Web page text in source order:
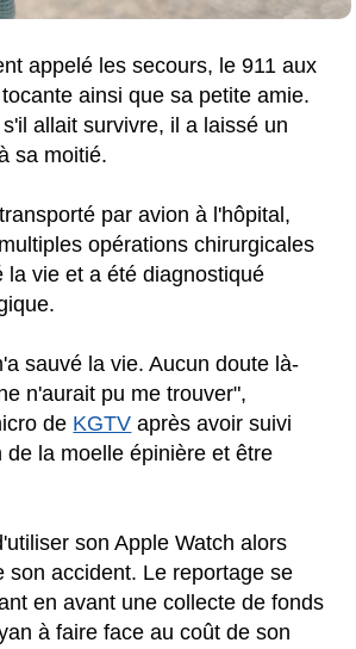
appelé les secours, le 911 aux
ainsi que sa petite amie.
allait survivre, il a laissé un
sa moitié.
par avion à l'hôpital,
opérations chirurgicales
la vie et a été diagnostiqué
sauvé la vie. Aucun doute là-
n'aurait pu me trouver",
de KGTV après avoir suivi
de la moelle épinière et être
son Apple Watch alors
son accident. Le reportage se
en avant une collecte de fonds
à faire face au coût de son